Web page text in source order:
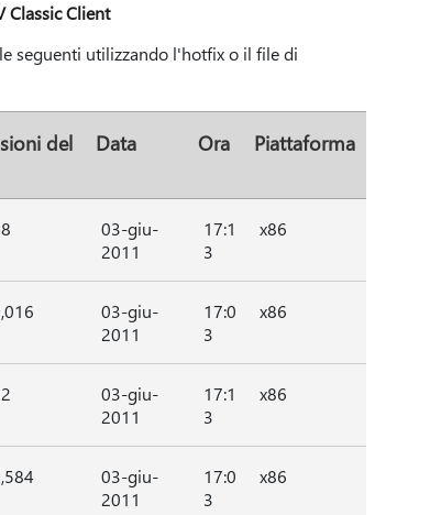
Classic Client
seguenti utilizzando l'hotfix o il file di
del
Data Ora Piattaforma
03-giu-
2011
17:1
3
x86
03-giu-
2011
17:0
3
x86
03-giu-
2011
17:1
3
x86
03-giu-
2011
17:0
3
x86